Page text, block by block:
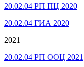
20.02.04 РП ПЦ 2020
20.02.04 ГИА 2020
2021
20.02.04 РП ООЦ 2021